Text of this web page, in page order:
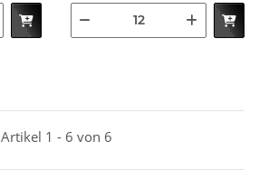
Artikel 1 - 6 von 6